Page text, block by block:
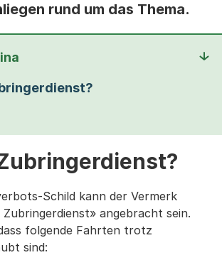
rund um das Thema.
Schild kann der Vermerk
Zubringerdienst» angebracht sein.
folgende Fahrten trotz
sind: